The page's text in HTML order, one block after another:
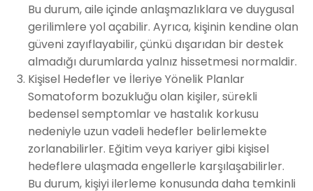
Bu durum, aile içinde anlaşmazlıklara ve duygusal
gerilimlere yol açabilir. Ayrıca, kişinin kendine olan
güveni zayıflayabilir, çünkü dışarıdan bir destek
almadığı durumlarda yalnız hissetmesi normaldir.
Kişisel Hedefler ve İleriye Yönelik Planlar
Somatoform bozukluğu olan kişiler, sürekli
bedensel semptomlar ve hastalık korkusu
nedeniyle uzun vadeli hedefler belirlemekte
zorlanabilirler. Eğitim veya kariyer gibi kişisel
hedeflere ulaşmada engellerle karşılaşabilirler.
Bu durum, kişiyi ilerleme konusunda daha temkinli